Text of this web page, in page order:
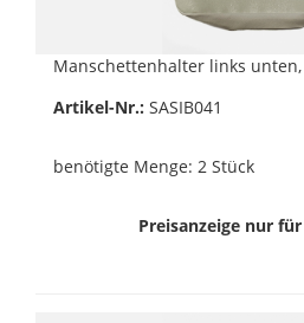
Manschettenhalter links
Artikel-Nr.: SASIB041
benötigte Menge: 2 Stück
Preisanzeige nur